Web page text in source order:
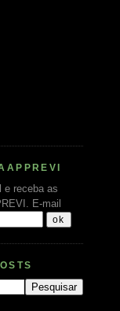
e receba as
E-mail